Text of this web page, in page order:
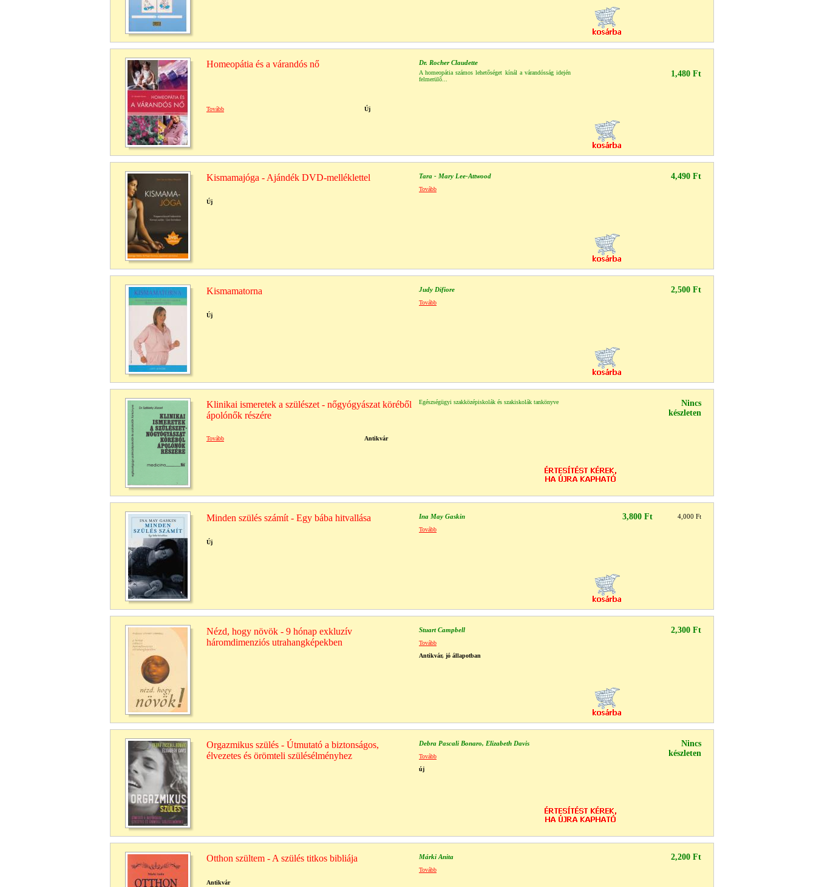
Homeopátia és a várandós nő Dr. Rocher Claudette
A homeopátia számos lehetőséget kínál a várandósság idején
felmerülő...
1,480 Ft
Tovább Új
Kismamajóga - Ajándék DVD-melléklettel Tara - Mary Lee-Attwood 4,490 Ft
Tovább
Új
Kismamatorna Judy Difiore 2,500 Ft
Tovább
Új
Klinikai ismeretek a szülészet - nőgyógyászat köréből
ápolónők részére
Egészségügyi szakközépiskolák és szakiskolák tankönyve
Nincs
készleten
Tovább Antikvár
Minden szülés számít - Egy bába hitvallása Ina May Gaskin 4,000 Ft
3,800 Ft
Tovább
Új
Nézd, hogy növök - 9 hónap exkluzív
háromdimenziós utrahangképekben
Stuart Campbell 2,300 Ft
Tovább
Antikvár, jó állapotban
Orgazmikus szülés - Útmutató a biztonságos,
élvezetes és örömteli szülésélményhez
Debra Pascali Bonaro, Elizabeth Davis
Nincs
készleten
Tovább
új
Otthon szültem - A szülés titkos bibliája Márki Anita 2,200 Ft
Tovább
Antikvár